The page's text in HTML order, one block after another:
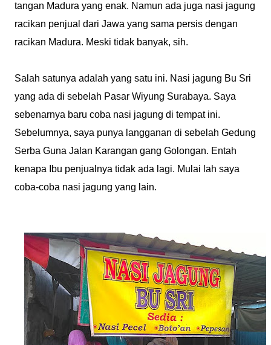
tangan Madura yang enak. Namun ada juga nasi jagung
racikan penjual dari Jawa yang sama persis dengan
racikan Madura. Meski tidak banyak, sih.
Salah satunya adalah yang satu ini. Nasi jagung Bu Sri
yang ada di sebelah Pasar Wiyung Surabaya. Saya
sebenarnya baru coba nasi jagung di tempat ini.
Sebelumnya, saya punya langganan di sebelah Gedung
Serba Guna Jalan Karangan gang Golongan. Entah
kenapa Ibu penjualnya tidak ada lagi. Mulai lah saya
coba-coba nasi jagung yang lain.